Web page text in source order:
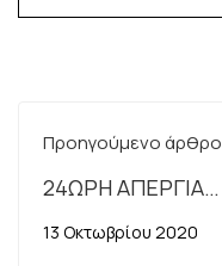
Προηγούμενο άρθρο
24ΩΡΗ ΑΠΕΡΓΙΑ
ΑΔΕΔΥ ΣΤΙΣ
13 Οκτωβρίου 2020